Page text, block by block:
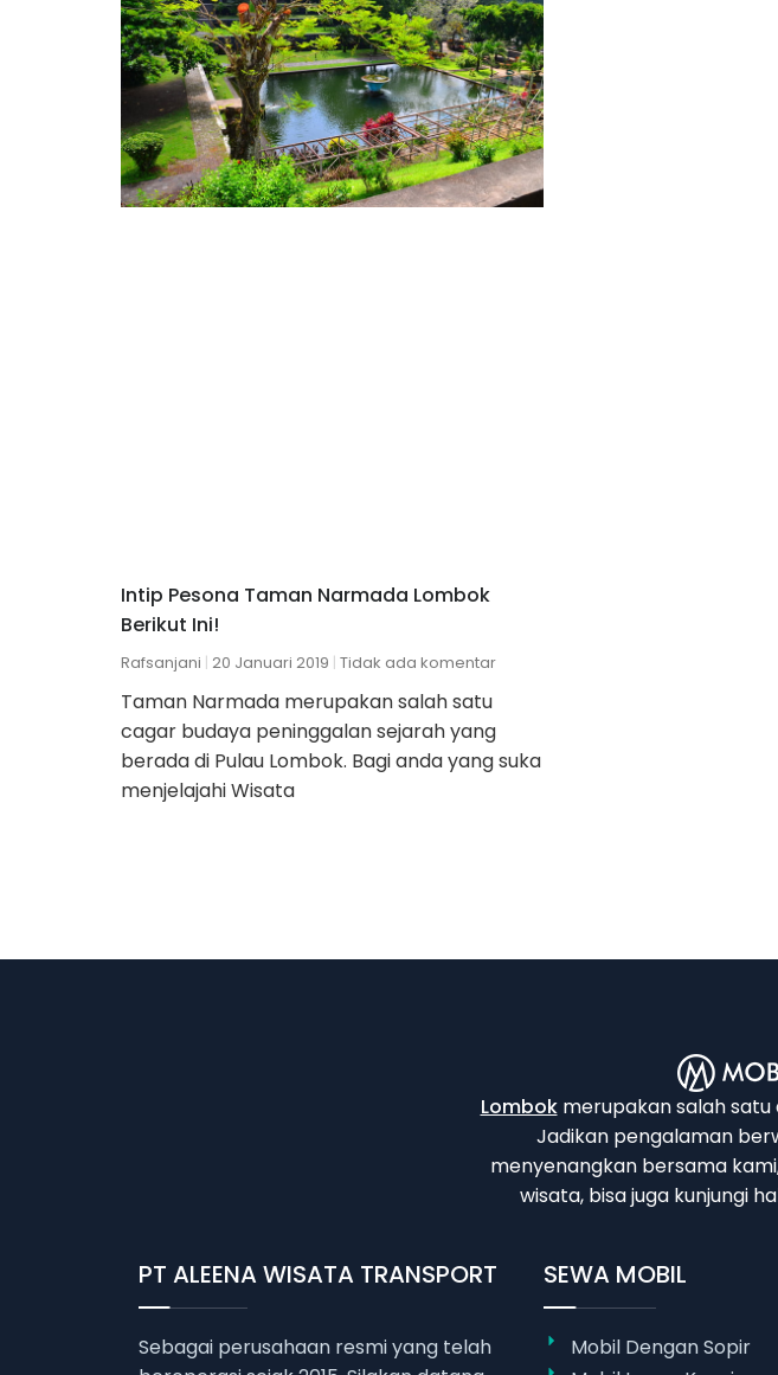
Intip Pesona Taman Narmada Lombok
Berikut Ini!
Rafsanjani 20 Januari 2019 Tidak ada komentar
Taman Narmada merupakan salah satu
cagar budaya peninggalan sejarah yang
berada di Pulau Lombok. Bagi anda yang suka
menjelajahi Wisata
Lombokmerupakan salah satu
Jadikan pengalaman
menyenangkan bersama
wisata, bisa juga kunjungi
PT ALEENA WISATA TRANSPORT
Sebagai perusahaan resmi yang telah
SEWA MOBIL
Mobil Dengan Sopir